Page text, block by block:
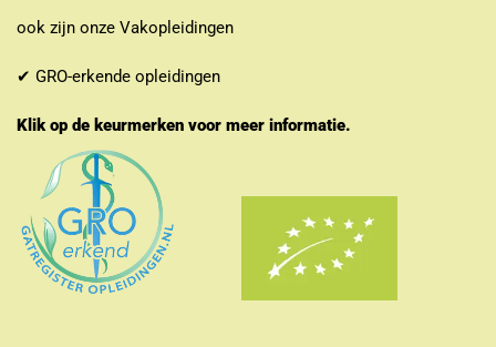
ook zijn onze Vakopleidingen
✔ GRO-erkende opleidingen
Klik op de keurmerken voor meer informatie.